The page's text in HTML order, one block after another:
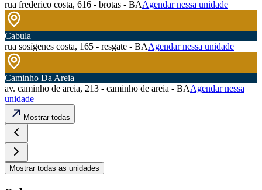
rua frederico costa, 616 - brotas - BAAgendar nessa unidade
Cabula
rua sosígenes costa, 165 - resgate - BAAgendar nessa unidade
Caminho Da Areia
av. caminho de areia, 213 - caminho de areia - BAAgendar nessa
unidade
Mostrar todas
Mostrar todas as unidades